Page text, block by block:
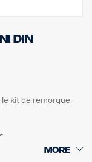
DIN
kit de remorque